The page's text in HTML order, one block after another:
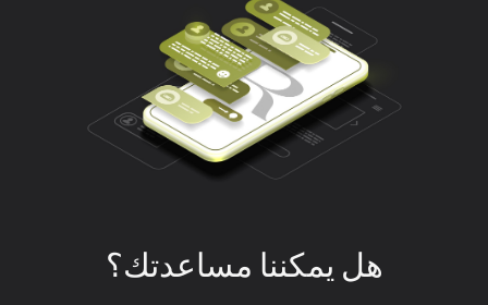
هل يمكننا مساعدتك؟